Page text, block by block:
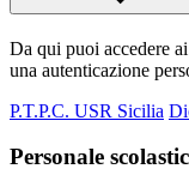
Da qui puoi accedere
una autenticazione
P.T.P.C. USR Sicilia
Personale